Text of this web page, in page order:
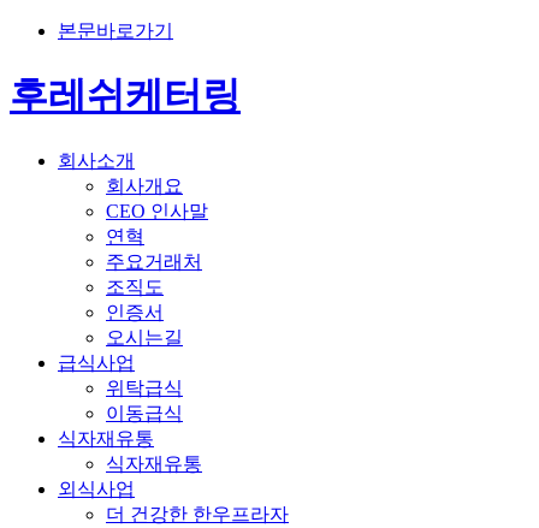
본문바로가기
후레쉬케터링
회사소개
회사개요
CEO 인사말
연혁
주요거래처
조직도
인증서
오시는길
급식사업
위탁급식
이동급식
식자재유통
식자재유통
외식사업
더 건강한 한우프라자